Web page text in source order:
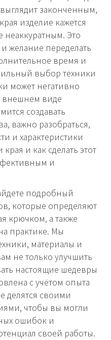
законченным,
изделие кажется
Это
желание переделать
время и
выбор техники
может негативно
внешнем виде
создавать
важно разобраться,
и характеристики
и как сделать этот
и
подробный
которые определяют
крючком, а также
практике. Мы
материалы и
не только улучшить
настоящие шедевры
с учётом опыта
делятся своими
чтобы вы могли
ошибок и
своей работы.